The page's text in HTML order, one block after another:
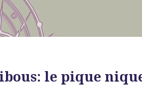
le pique